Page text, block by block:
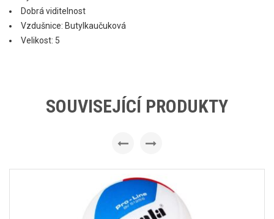
Dobrá viditelnost
Vzdušnice: Butylkaučuková
Velikost: 5
SOUVISEJÍCÍ PRODUKTY